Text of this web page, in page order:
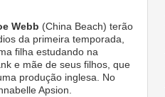
Webb (China Beach) terão
da primeira temporada,
filha estudando na
e mãe de seus filhos, que
produção inglesa. No
Apsion.